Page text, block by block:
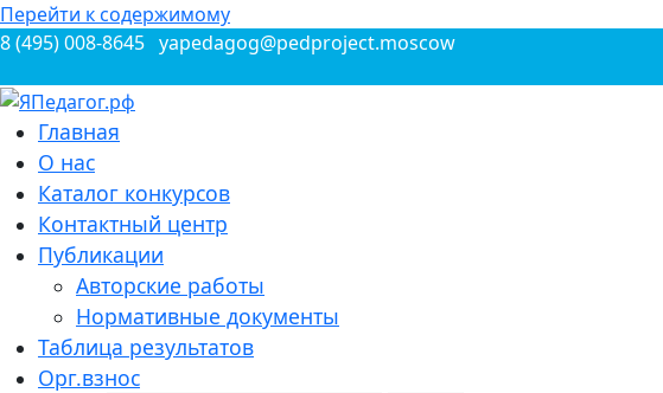
Перейти к содержимому
8 (495) 008-8645 yapedagog@pedproject.moscow
ЯПедагог.рф
Всероссийские конкурсы для педагогов
Главная
О нас
Каталог конкурсов
Контактный центр
Публикации
Авторские работы
Нормативные документы
Таблица результатов
Орг.взнос